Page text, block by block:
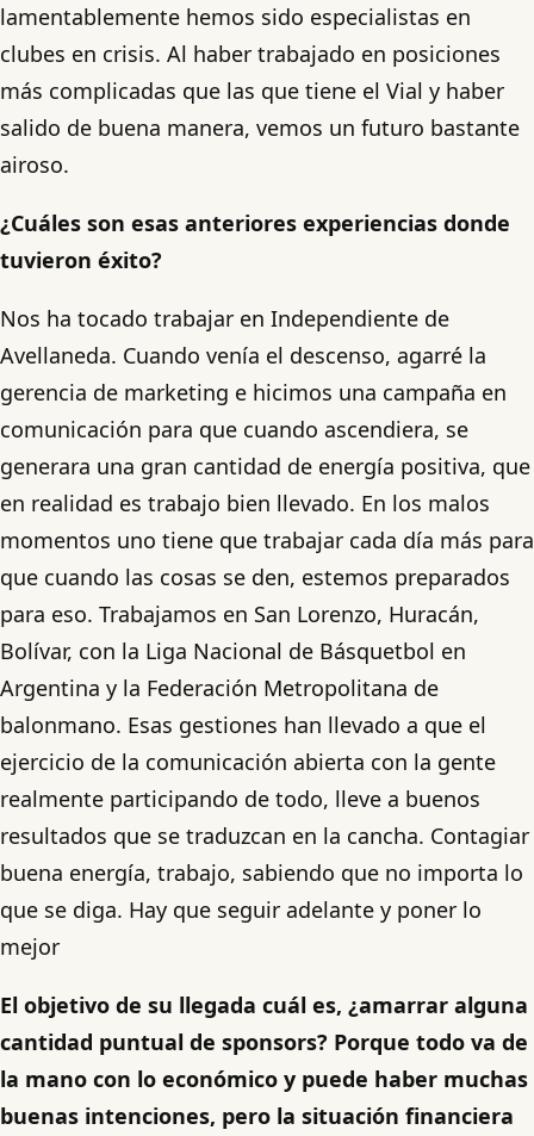
lamentablemente hemos sido especialistas en
clubes en crisis. Al haber trabajado en posiciones
más complicadas que las que tiene el Vial y haber
salido de buena manera, vemos un futuro bastante
airoso.
¿Cuáles son esas anteriores experiencias donde
tuvieron éxito?
Nos ha tocado trabajar en Independiente de
Avellaneda. Cuando venía el descenso, agarré la
gerencia de marketing e hicimos una campaña en
comunicación para que cuando ascendiera, se
generara una gran cantidad de energía positiva, que
en realidad es trabajo bien llevado. En los malos
momentos uno tiene que trabajar cada día más para
que cuando las cosas se den, estemos preparados
para eso. Trabajamos en San Lorenzo, Huracán,
Bolívar, con la Liga Nacional de Básquetbol en
Argentina y la Federación Metropolitana de
balonmano. Esas gestiones han llevado a que el
ejercicio de la comunicación abierta con la gente
realmente participando de todo, lleve a buenos
resultados que se traduzcan en la cancha. Contagiar
buena energía, trabajo, sabiendo que no importa lo
que se diga. Hay que seguir adelante y poner lo
mejor
El objetivo de su llegada cuál es, ¿amarrar alguna
cantidad puntual de sponsors? Porque todo va de
la mano con lo económico y puede haber muchas
buenas intenciones, pero la situación financiera